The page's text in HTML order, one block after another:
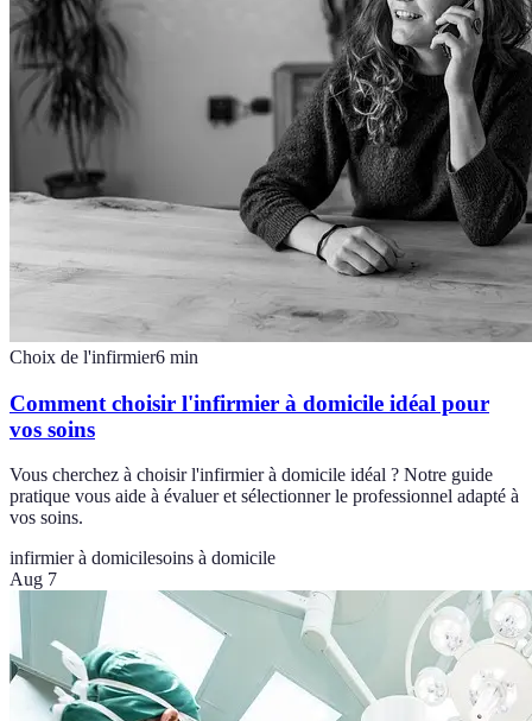
Choix de l'infirmier6 min
Comment choisir l'infirmier à domicile idéal pour
vos soins
Vous cherchez à choisir l'infirmier à domicile idéal ? Notre guide
pratique vous aide à évaluer et sélectionner le professionnel adapté à
vos soins.
infirmier à domicilesoins à domicile
Aug 7